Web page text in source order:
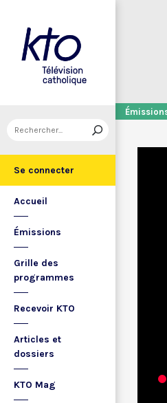
Se connecter
Accueil
Émissions
Grille des
programmes
Recevoir KTO
Articles et
dossiers
KTO Mag